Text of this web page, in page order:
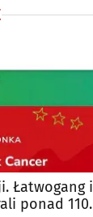
Łatwogang i
ponad 110